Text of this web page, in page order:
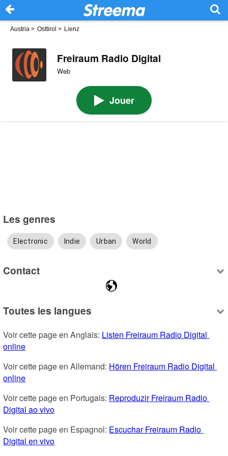
Austria > Osttirol > Lienz
Freiraum Radio Digital
Web
Jouer
Les genres
Electronic Indie Urban World
Contact
Toutes les langues
Voir cette page en Anglais: Listen Freiraum Radio Digital
online
Voir cette page en Allemand: Hören Freiraum Radio Digital
online
Voir cette page en Portugais: Reproduzir Freiraum Radio
Digital ao vivo
Voir cette page en Espagnol: Escuchar Freiraum Radio
Digital en vivo